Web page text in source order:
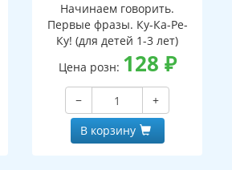
Начинаем говорить.
Первые фразы. Ку-Ка-Ре-
Ку! (для детей 1-3 лет)
Цена розн: 128 ₽
−
+
В корзину